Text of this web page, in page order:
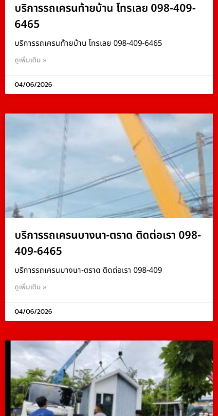
บริการรถเครนท้ายบ้าน โทรเลย 098-409-
6465
บริการรถเครนท้ายบ้าน โทรเลย 098-409-6465
ดูเพิ่มเติม »
04/06/2026
บริการรถเครนบางนา-ตราด ติดต่อเรา 098-
409-6465
บริการรถเครนบางนา-ตราด ติดต่อเรา 098-409
ดูเพิ่มเติม »
04/06/2026